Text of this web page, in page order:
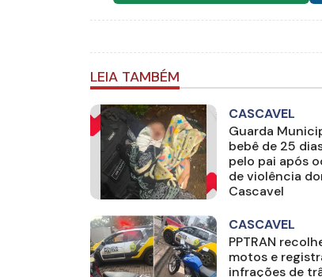
LEIA TAMBÉM
CASCAVEL
Guarda
bebê de 25
pelo pai após
de violência
Cascavel
CASCAVEL
PPTRAN
motos e
infrações de